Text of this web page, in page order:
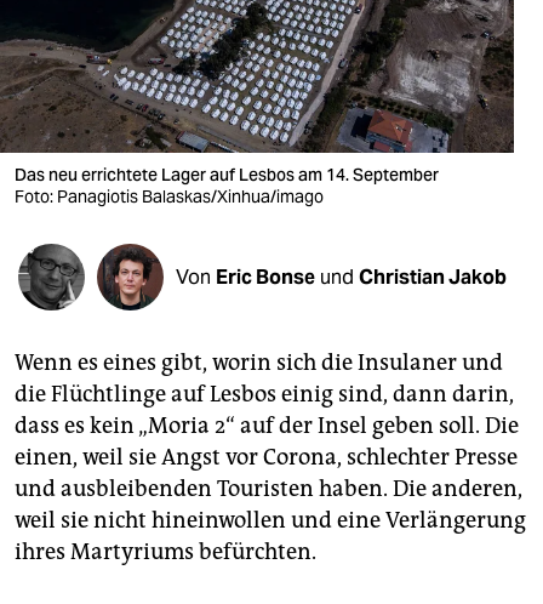
wahrheit
verlag
verlag
veranstaltungen
shop
fragen & hilfe
abo
genossenschaft
epaper login
Das neu errichtete Lager auf Lesbos am 14. September
Foto: Panagiotis Balaskas/Xinhua/imago
Von Eric Bonse und Christian Jakob
Wenn es eines gibt, worin sich die Insulaner und
die Flüchtlinge auf Lesbos einig sind, dann darin,
dass es kein „Moria 2“ auf der Insel geben soll. Die
einen, weil sie Angst vor Corona, schlechter Presse
und ausbleibenden Touristen haben. Die anderen,
weil sie nicht hineinwollen und eine Verlängerung
ihres Martyriums befürchten.